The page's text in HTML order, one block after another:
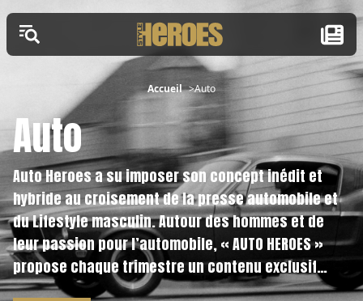
Accueil Auto
Auto
Auto Heroes a su imposer son concept inédit et
hybride au croisement de la presse automobile et
du Lifestyle masculin. Autour des hommes et de
leur passion pour l’automobile, « AUTO HEROES »
propose chaque trimestre un contenu exclusif
d’une richesse incroyable.